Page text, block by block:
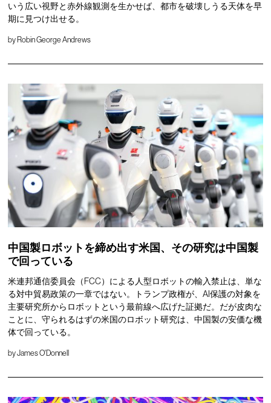
いう広い視野と赤外線観測を生かせば、都市を破壊しうる天体を早
期に見つけ出せる。
by Robin George Andrews
中国製ロボットを締め出す米国、その研究は中国製
で回っている
米連邦通信委員会（FCC）による人型ロボットの輸入禁止は、単な
る対中貿易政策の一章ではない。トランプ政権が、AI保護の対象を
主要研究所からロボットという最前線へ広げた証拠だ。だが皮肉な
ことに、守られるはずの米国のロボット研究は、中国製の安価な機
体で回っている。
byJames O'Donnell